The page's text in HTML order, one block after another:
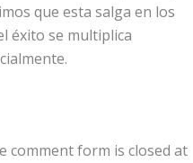
que esta salga en los
éxito se multiplica
comment form is closed at